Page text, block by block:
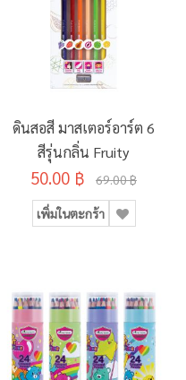
ดินสอสี มาสเตอร์อาร์ต 6
สีรุ่นกลิ่น Fruity
50.00 ฿ 69.00 ฿
เพิ่มในตะกร้า